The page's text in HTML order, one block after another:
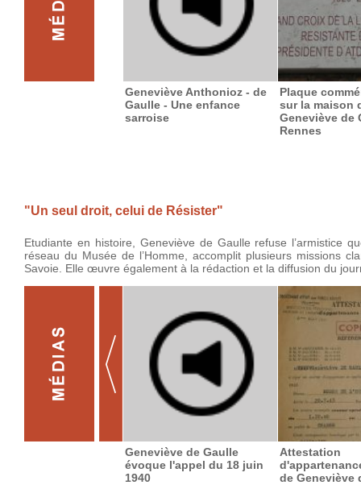
Geneviève Anthonioz - de
Gaulle - Une enfance
sarroise
Plaque
sur la maison
Geneviève de
Rennes
"Un seul droit, celui de Résister"
Etudiante en histoire, Geneviève de Gaulle refuse l’armistice
réseau du Musée de l’Homme, accomplit plusieurs missions
Savoie. Elle œuvre également à la rédaction et la diffusion du
Geneviève de Gaulle
évoque l'appel du 18 juin
1940
Attestation
de Geneviève